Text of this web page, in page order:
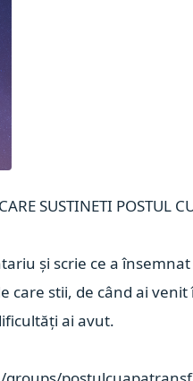
SUSTINETI POSTUL
și scrie ce a
care stii, de când ai venit
ai avut.